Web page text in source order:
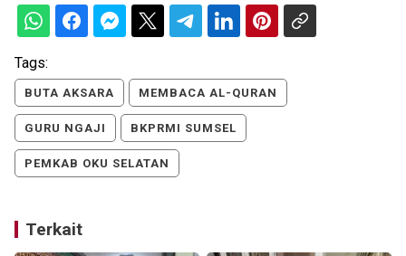
Tags:
BUTA AKSARA MEMBACA AL-QURAN
GURU NGAJI BKPRMI SUMSEL
PEMKAB OKU SELATAN
Terkait